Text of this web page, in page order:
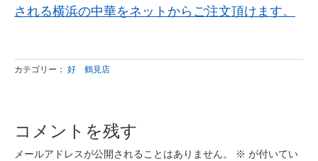
される横浜の中華をネットからご注文頂けます。
カテゴリー： 好 鶴見店
コメントを残す
メールアドレスが公開されることはありません。 ※ が付いてい